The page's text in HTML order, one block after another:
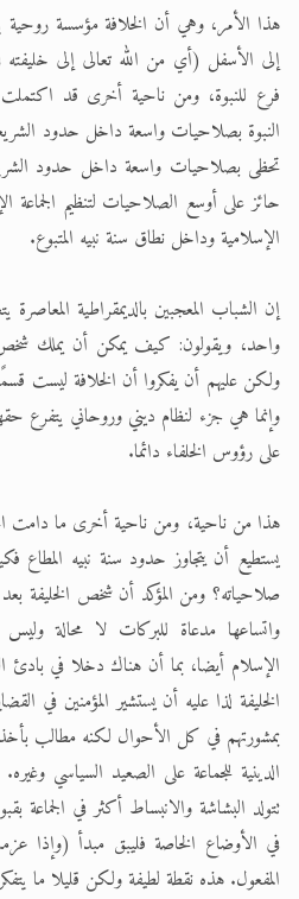
هذا الأمر، وهي أن الخلافة مؤسسة روحية
إلى الأسفل (أي من الله تعالى إلى
فرع للنبوة، ومن ناحية أخرى قد اكتملت
النبوة بصلاحيات واسعة داخل حدود
تحظى بصلاحيات واسعة داخل حدود
حائز على أوسع الصلاحيات لتنظيم الجماعة
الإسلامية وداخل نطاق سنة نبيه المتبوع.
إن الشباب المعجبين بالديمقراطية
واحد، ويقولون: كيف يمكن أن يملك
ولكن عليهم أن يفكروا أن الخلافة ليست
وإنما هي جزء لنظام ديني وروحاني يتفرع
على رؤوس الخلفاء دائما.
هذا من ناحية، ومن ناحية أخرى ما دامت
يستطيع أن يتجاوز حدود سنة نبيه
صلاحياته؟ ومن المؤكد أن شخص الخليفة بعد
واتساعها مدعاة للبركات لا محالة
الإسلام أيضا، بما أن هناك دخلا في بادئ
الخليفة لذا عليه أن يستشير المؤمنين في
بمشورتهم في كل الأحوال لكنه مطالب
الدينية للجماعة على الصعيد السياسي
تتولد البشاشة والانبساط أكثر في الجماعة
في الأوضاع الخاصة فليبق مبدأ (وإذا
المفعول. هذه نقطة لطيفة ولكن قليلا ما